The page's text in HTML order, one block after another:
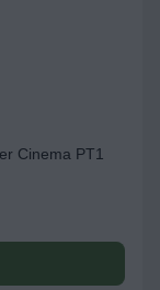
Cinema PT1